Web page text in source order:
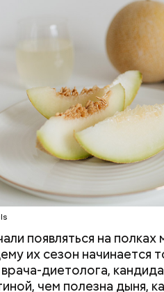
появляться на
их сезон начинается
врача-диетолога,
чем полезна дыня,
уже болеет
При артрите,
кишечника, язвах